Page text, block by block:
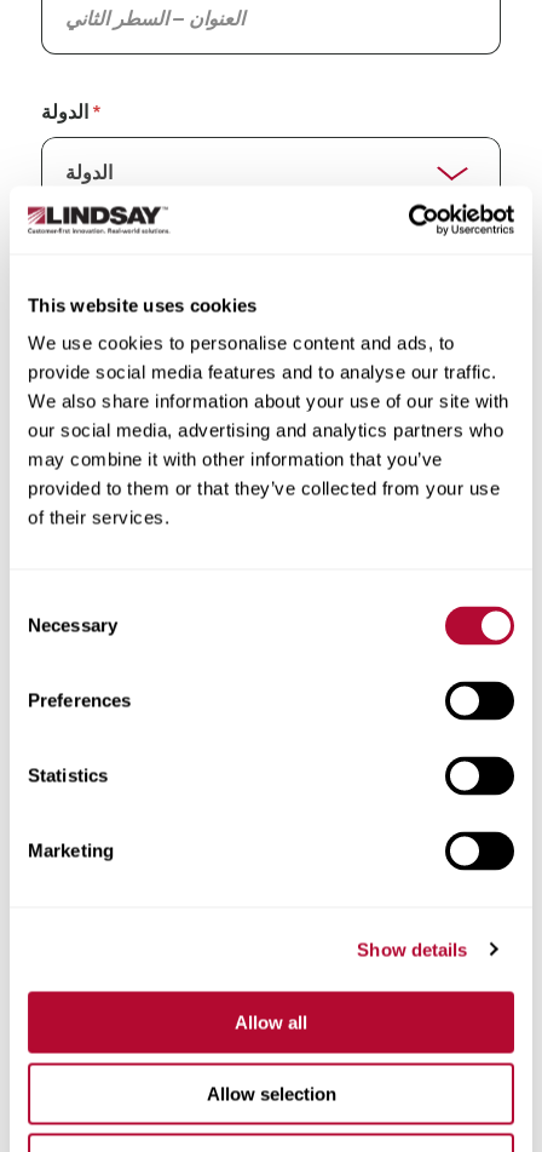
This website uses cookies
We use cookies to personalise content and ads, to
provide social media features and to analyse our traffic.
We also share information about your use of our site with
our social media, advertising and analytics partners who
may combine it with other information that you’ve
provided to them or that they’ve collected from your use
of their services.
Selection
Necessary
Preferences
Statistics
Marketing
Show details
Allow all
Allow selection
الدولة
المدينة